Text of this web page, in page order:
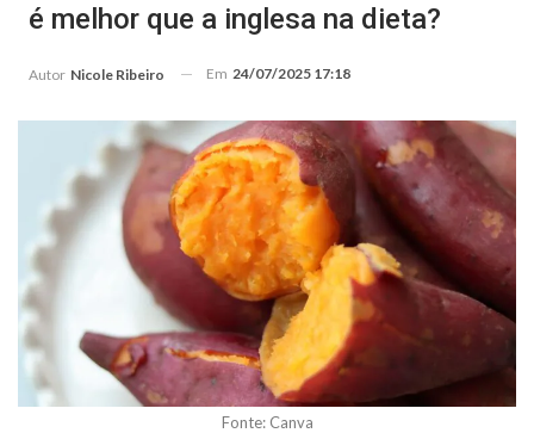
é melhor que a inglesa na dieta?
Autor Nicole Ribeiro Em 24/07/2025 17:18
Fonte: Canva